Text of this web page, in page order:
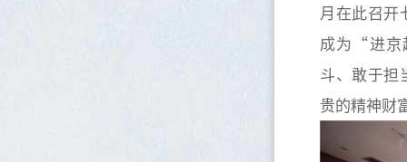
月在此召
成为“进京
斗、敢于担
贵的精神财